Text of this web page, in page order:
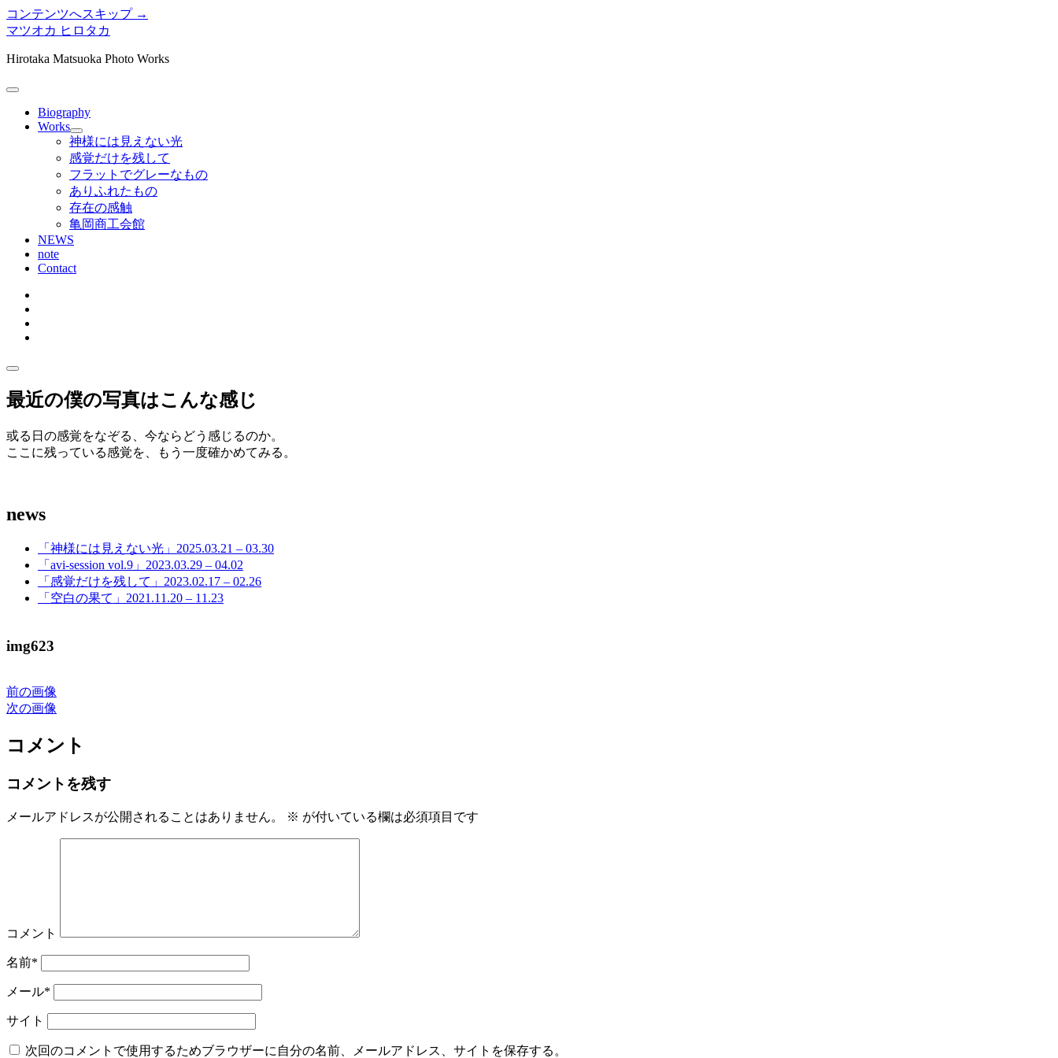
コンテンツへスキップ →
マツオカ ヒロタカ
Hirotaka Matsuoka Photo Works
メ
Biography
Works
メ
ニ
ュ
ー
を
開
く
神様には見えない光
感覚だけを残して
フラットでグレーなもの
ありふれたもの
存在の感触
亀岡商工会館
NEWS
note
Contact
サ
イ
バ
サ
イ
ド
ー
を
開
最近の僕の写真はこんな感じ
或る日の感覚をなぞる、今ならどう感じるのか。
ここに残っている感覚を、もう一度確かめてみる。
news
「神様には見えない光」2025.03.21 – 03.30
「avi-session vol.9」2023.03.29 – 04.02
「感覚だけを残して」2023.02.17 – 02.26
「空白の果て」2021.11.20 – 11.23
img623
前の画像
次の画像
コメント
コメントを残す
メールアドレスが公開されることはありません。 ※ が付いている欄は必須項目です
コメント
名前*
メール*
サイト
次回のコメントで使用するためブラウザーに自分の名前、メールアドレス、サイトを保存する。